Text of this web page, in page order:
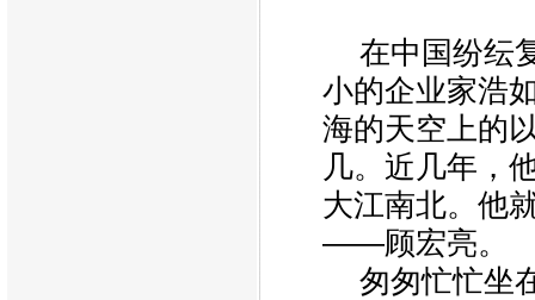
在中国纷纭
小的企业家浩
海的天空上的
几。近几年，
大江南北。他
——顾宏亮。
匆匆忙忙坐